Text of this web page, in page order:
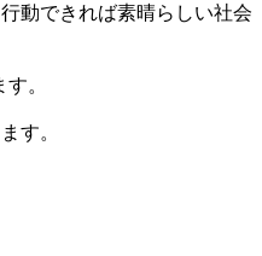
動できれば素晴らしい社会
。
す。